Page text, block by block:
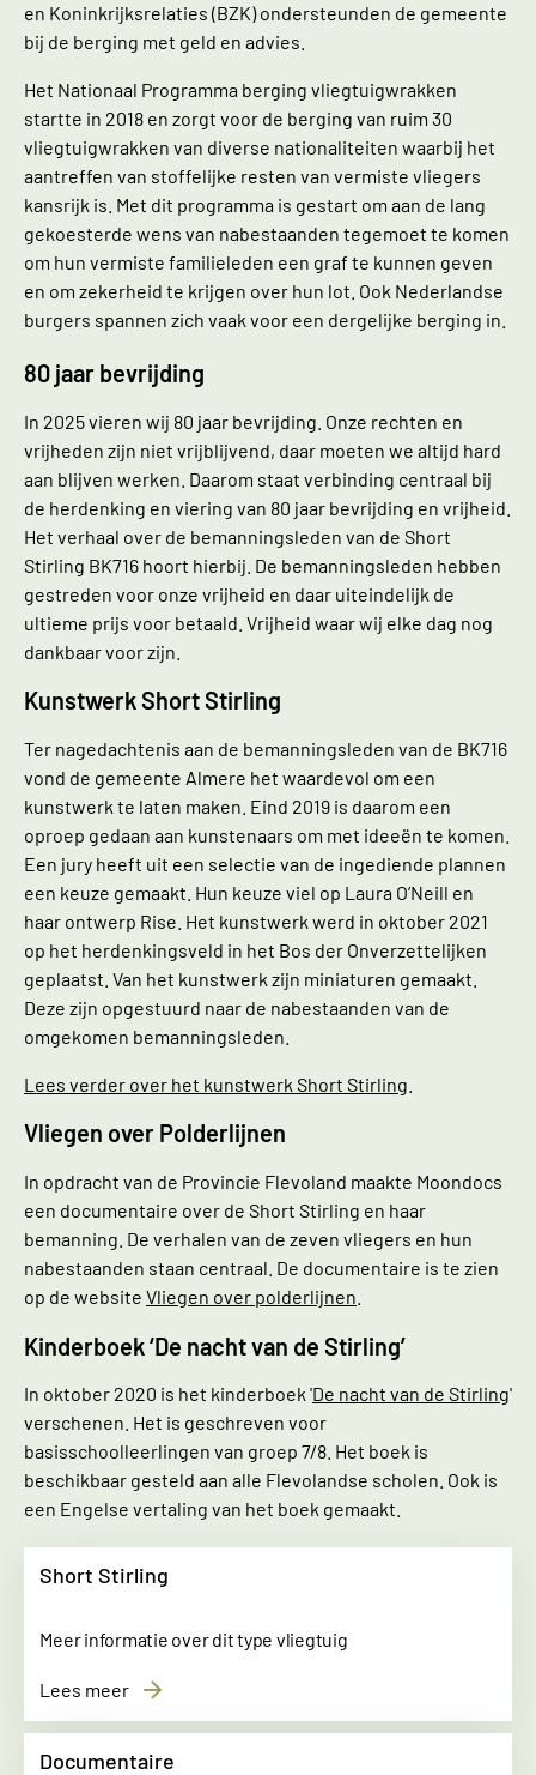
en Koninkrijksrelaties (BZK) ondersteunden de gemeente
bij de berging met geld en advies.
Het Nationaal Programma berging vliegtuigwrakken
startte in 2018 en zorgt voor de berging van ruim 30
vliegtuigwrakken van diverse nationaliteiten waarbij het
aantreffen van stoffelijke resten van vermiste vliegers
kansrijk is. Met dit programma is gestart om aan de lang
gekoesterde wens van nabestaanden tegemoet te komen
om hun vermiste familieleden een graf te kunnen geven
en om zekerheid te krijgen over hun lot. Ook Nederlandse
burgers spannen zich vaak voor een dergelijke berging in.
80 jaar bevrijding
In 2025 vieren wij 80 jaar bevrijding. Onze rechten en
vrijheden zijn niet vrijblijvend, daar moeten we altijd hard
aan blijven werken. Daarom staat verbinding centraal bij
de herdenking en viering van 80 jaar bevrijding en vrijheid.
Het verhaal over de bemanningsleden van de Short
Stirling BK716 hoort hierbij. De bemanningsleden hebben
gestreden voor onze vrijheid en daar uiteindelijk de
ultieme prijs voor betaald. Vrijheid waar wij elke dag nog
dankbaar voor zijn.
Kunstwerk Short Stirling
Ter nagedachtenis aan de bemanningsleden van de BK716
vond de gemeente Almere het waardevol om een
kunstwerk te laten maken. Eind 2019 is daarom een
oproep gedaan aan kunstenaars om met ideeën te komen.
Een jury heeft uit een selectie van de ingediende plannen
een keuze gemaakt. Hun keuze viel op Laura O’Neill en
haar ontwerp Rise. Het kunstwerk werd in oktober 2021
op het herdenkingsveld in het Bos der Onverzettelijken
geplaatst. Van het kunstwerk zijn miniaturen gemaakt.
Deze zijn opgestuurd naar de nabestaanden van de
omgekomen bemanningsleden.
Lees verder over het kunstwerk Short Stirling
Vliegen over Polderlijnen
In opdracht van de Provincie Flevoland maakte Moondocs
een documentaire over de Short Stirling en haar
bemanning. De verhalen van de zeven vliegers en hun
nabestaanden staan centraal. De documentaire is te zien
op de website Vliegen over polderlijnen
Kinderboek ‘De nacht van de Stirling’
In oktober 2020 is het kinderboek 'De nacht van de Stirling'
verschenen. Het is geschreven voor
basisschoolleerlingen van groep 7/8. Het boek is
beschikbaar gesteld aan alle Flevolandse scholen. Ook is
een Engelse vertaling van het boek gemaakt.
Short Stirling
Meer informatie over dit type vliegtuig
Lees meer
Documentaire